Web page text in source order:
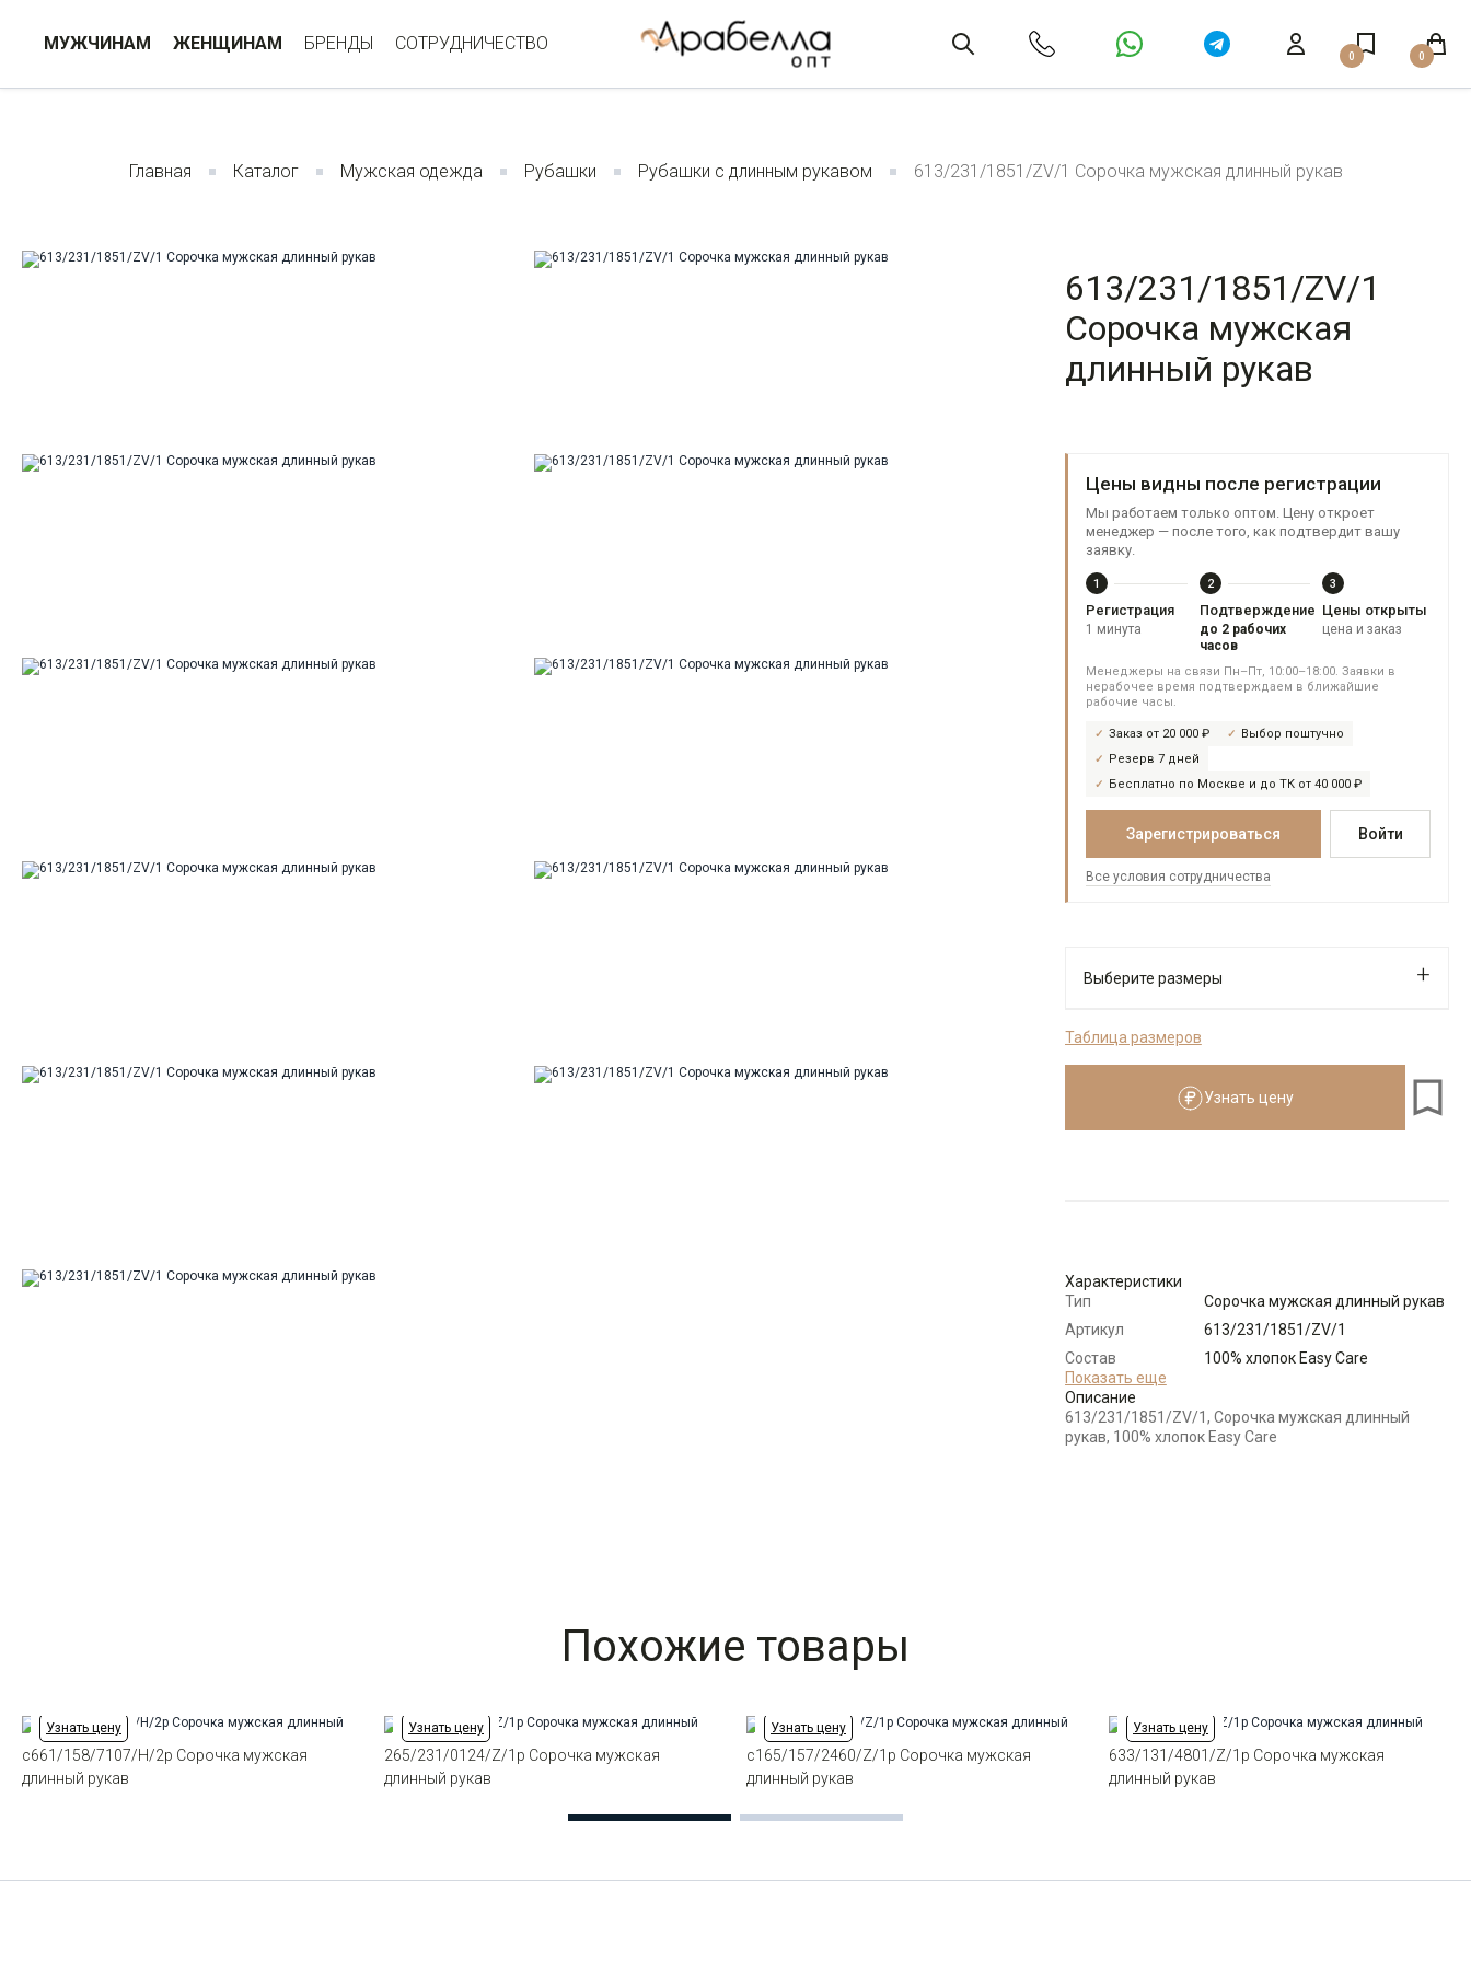
МУЖЧИНАМ ЖЕНЩИНАМ БРЕНДЫ СОТРУДНИЧЕСТВО
0 0
Главная Каталог Мужская одежда Рубашки Рубашки с длинным рукавом 613/231/1851/ZV/1 Сорочка мужская длинный рукав
613/231/1851/ZV/1
Сорочка мужская
длинный рукав
Цены видны после регистрации
Мы работаем только оптом. Цену откроет
менеджер — после того, как подтвердит вашу
заявку.
1
Регистрация
1 минута
2
Подтверждение
до 2 рабочих
часов
3
Цены открыты
цена и заказ
Менеджеры на связи Пн–Пт, 10:00–18:00. Заявки в
нерабочее время подтверждаем в ближайшие
рабочие часы.
Заказ от 20 000 ₽
Выбор поштучно
Резерв 7 дней
Бесплатно по Москве и до ТК от 40 000 ₽
Зарегистрироваться Войти
Все условия сотрудничества
Выберите размеры
Выбрать размерный ряд
по 1 шт каждого доступного размера
Таблица размеров
Узнать цену
Характеристики
Тип
Сорочка мужская длинный рукав
Артикул
613/231/1851/ZV/1
Состав
сырья
100% хлопок Easy Care
Бренд
Модель
Зауженная с вытачками
Показать еще
Описание
613/231/1851/ZV/1, Сорочка мужская длинный
рукав, 100% хлопок Easy Care
Похожие товары
Узнать цену
c661/158/7107/H/2p Сорочка мужская
длинный рукав
Узнать цену
265/231/0124/Z/1p Сорочка мужская
длинный рукав
Узнать цену
c165/157/2460/Z/1p Сорочка мужская
длинный рукав
Узнать цену
633/131/4801/Z/1p Сорочка мужская
длинный рукав